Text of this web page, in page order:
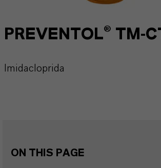
PREVENTOL® TM-
Imidacloprida
ON THIS PAGE